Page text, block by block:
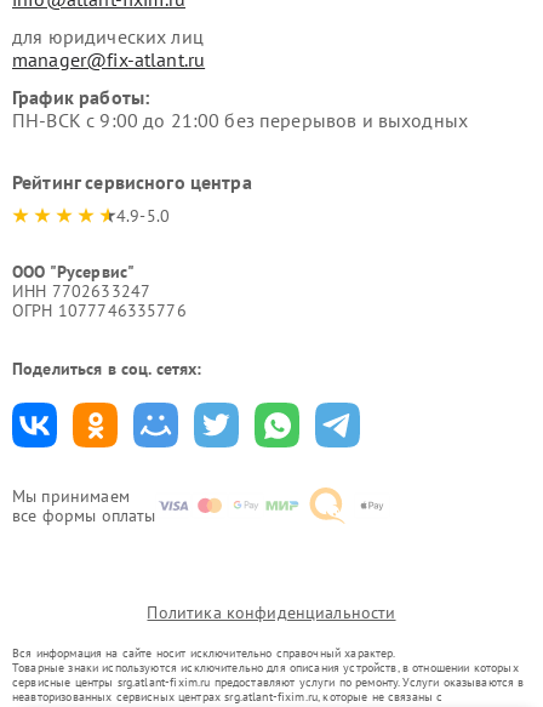
Мы принимаем
все формы оплаты
для юридических лиц
manager@fix-atlant.ru
График работы:
ПН-ВСК с 9:00 до 21:00 без перерывов и выходных
Рейтинг сервисного центра
4.9-5.0
ООО "Русервис"
ИНН 7702633247
ОГРН 1077746335776
Поделиться в соц. сетях:
Политика конфиденциальности
Вся информация на сайте носит исключительно справочный характер.
Товарные знаки используются исключительно для описания устройств, в отношении которых
сервисные центры srg.atlant-fixim.ru предоставляют услуги по ремонту. Услуги оказываются в
неавторизованных сервисных центрах srg.atlant-fixim.ru, которые не связаны с